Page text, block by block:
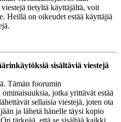
tietyltä käyttäjältä, voit
Heillä on oikeudet estää käyttäjiä
sisältäviä viestejä
Tämän foorumin
jotka yrittävät estää
sellaisia viestejä, joten ota
ja lähetä hänelle täysi kopio